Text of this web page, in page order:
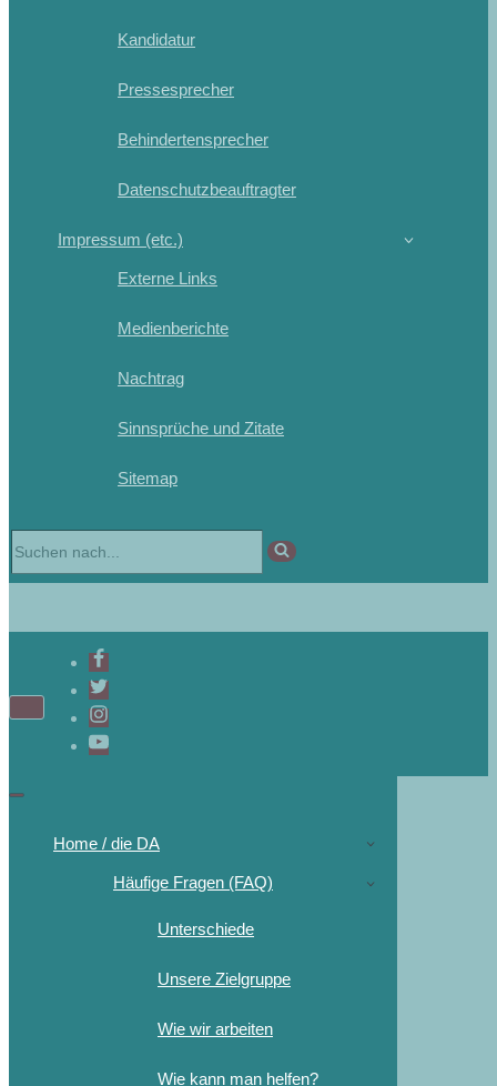
Kandidatur
Pressesprecher
Behindertensprecher
Datenschutzbeauftragter
Impressum (etc.)
Externe Links
Medienberichte
Nachtrag
Sinnsprüche und Zitate
Sitemap
Home / die DA
Häufige Fragen (FAQ)
Unterschiede
Unsere Zielgruppe
Wie wir arbeiten
Wie kann man helfen?